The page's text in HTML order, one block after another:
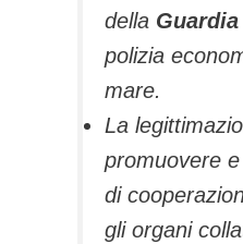
della
polizia
mare.
La
promuovere
di
gli organi